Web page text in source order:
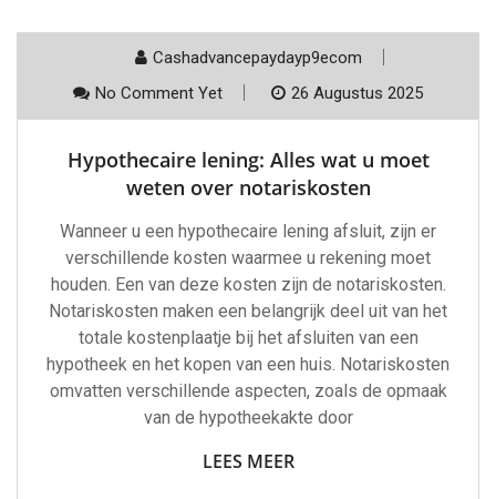
Cashadvancepaydayp9ecom
No Comment Yet
26 Augustus 2025
Hypothecaire lening: Alles wat u moet
weten over notariskosten
Wanneer u een hypothecaire lening afsluit, zijn er
verschillende kosten waarmee u rekening moet
houden. Een van deze kosten zijn de notariskosten.
Notariskosten maken een belangrijk deel uit van het
totale kostenplaatje bij het afsluiten van een
hypotheek en het kopen van een huis. Notariskosten
omvatten verschillende aspecten, zoals de opmaak
van de hypotheekakte door
LEES MEER